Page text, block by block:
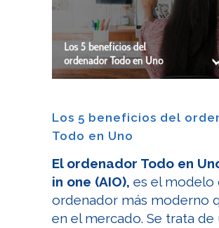
Los 5 beneficios del
Todo en Uno
El ordenador Todo en
in one (AIO), es el modelo
ordenador más moderno
en el mercado. Se trata de